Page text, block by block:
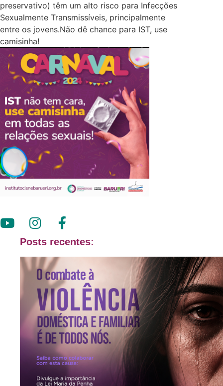
preservativo) têm um alto risco para Infecções
Sexualmente Transmissíveis, principalmente
entre os jovens.Não dê chance para IST, use
camisinha!
Posts recentes: